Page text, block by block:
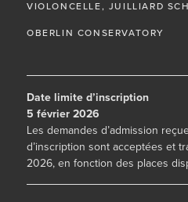
VIOLONCELLE, JUILLIARD
OBERLIN CONSERVATORY
Date limite d’inscription
5 février 2026
Les demandes d’admission
d’inscription sont acceptées et
2026, en fonction des places